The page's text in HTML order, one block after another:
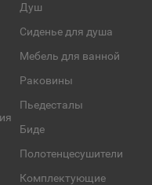
Душ
Сиденье для душа
Мебель для ванной
Раковины
Пьедесталы
Биде
Полотенцесушители
Комплектующие